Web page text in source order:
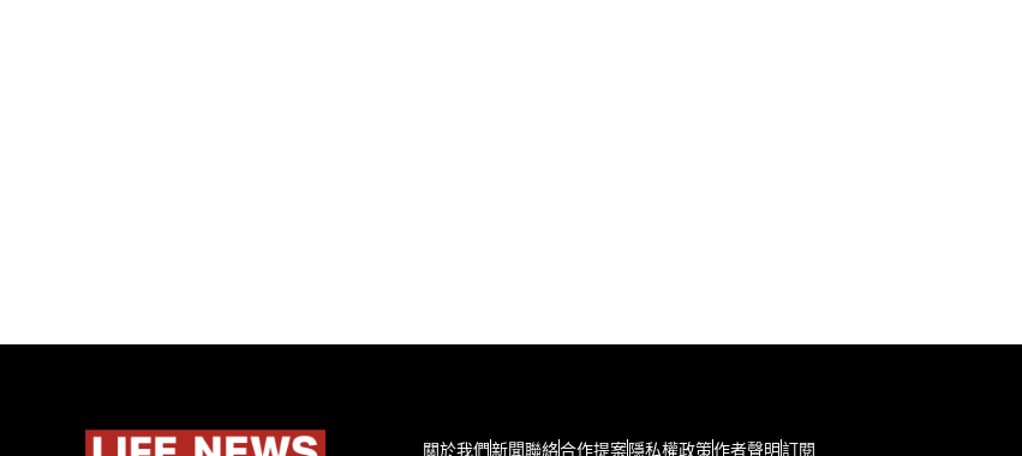
關於我們新聞聯絡合作提案隱私權政策作者聲明訂閱